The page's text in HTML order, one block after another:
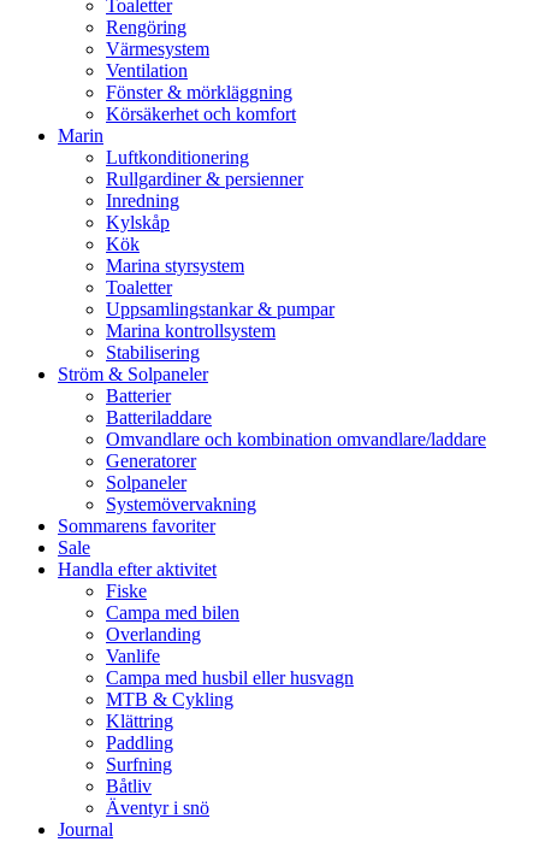
Toaletter
Rengöring
Värmesystem
Ventilation
Fönster & mörkläggning
Körsäkerhet och komfort
Marin
Luftkonditionering
Rullgardiner & persienner
Inredning
Kylskåp
Kök
Marina styrsystem
Toaletter
Uppsamlingstankar & pumpar
Marina kontrollsystem
Stabilisering
Ström & Solpaneler
Batterier
Batteriladdare
Omvandlare och kombination omvandlare/laddare
Generatorer
Solpaneler
Systemövervakning
Sommarens favoriter
Sale
Handla efter aktivitet
Fiske
Campa med bilen
Overlanding
Vanlife
Campa med husbil eller husvagn
MTB & Cykling
Klättring
Paddling
Surfning
Båtliv
Äventyr i snö
Journal